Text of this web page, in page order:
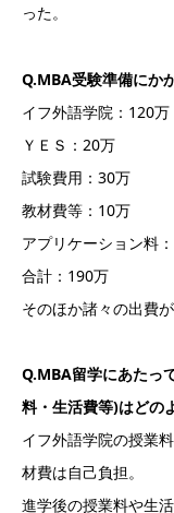
った。
Q.MBA受験準備にか
イフ外語学院：120万
ＹＥＳ：20万
試験費用：30万
教材費等：10万
アプリケーション料
合計：190万
そのほか諸々の出費
Q.MBA留学にあたっ
料・生活費等)はどの
イフ外語学院の授業
材費は自己負担。
進学後の授業料や生